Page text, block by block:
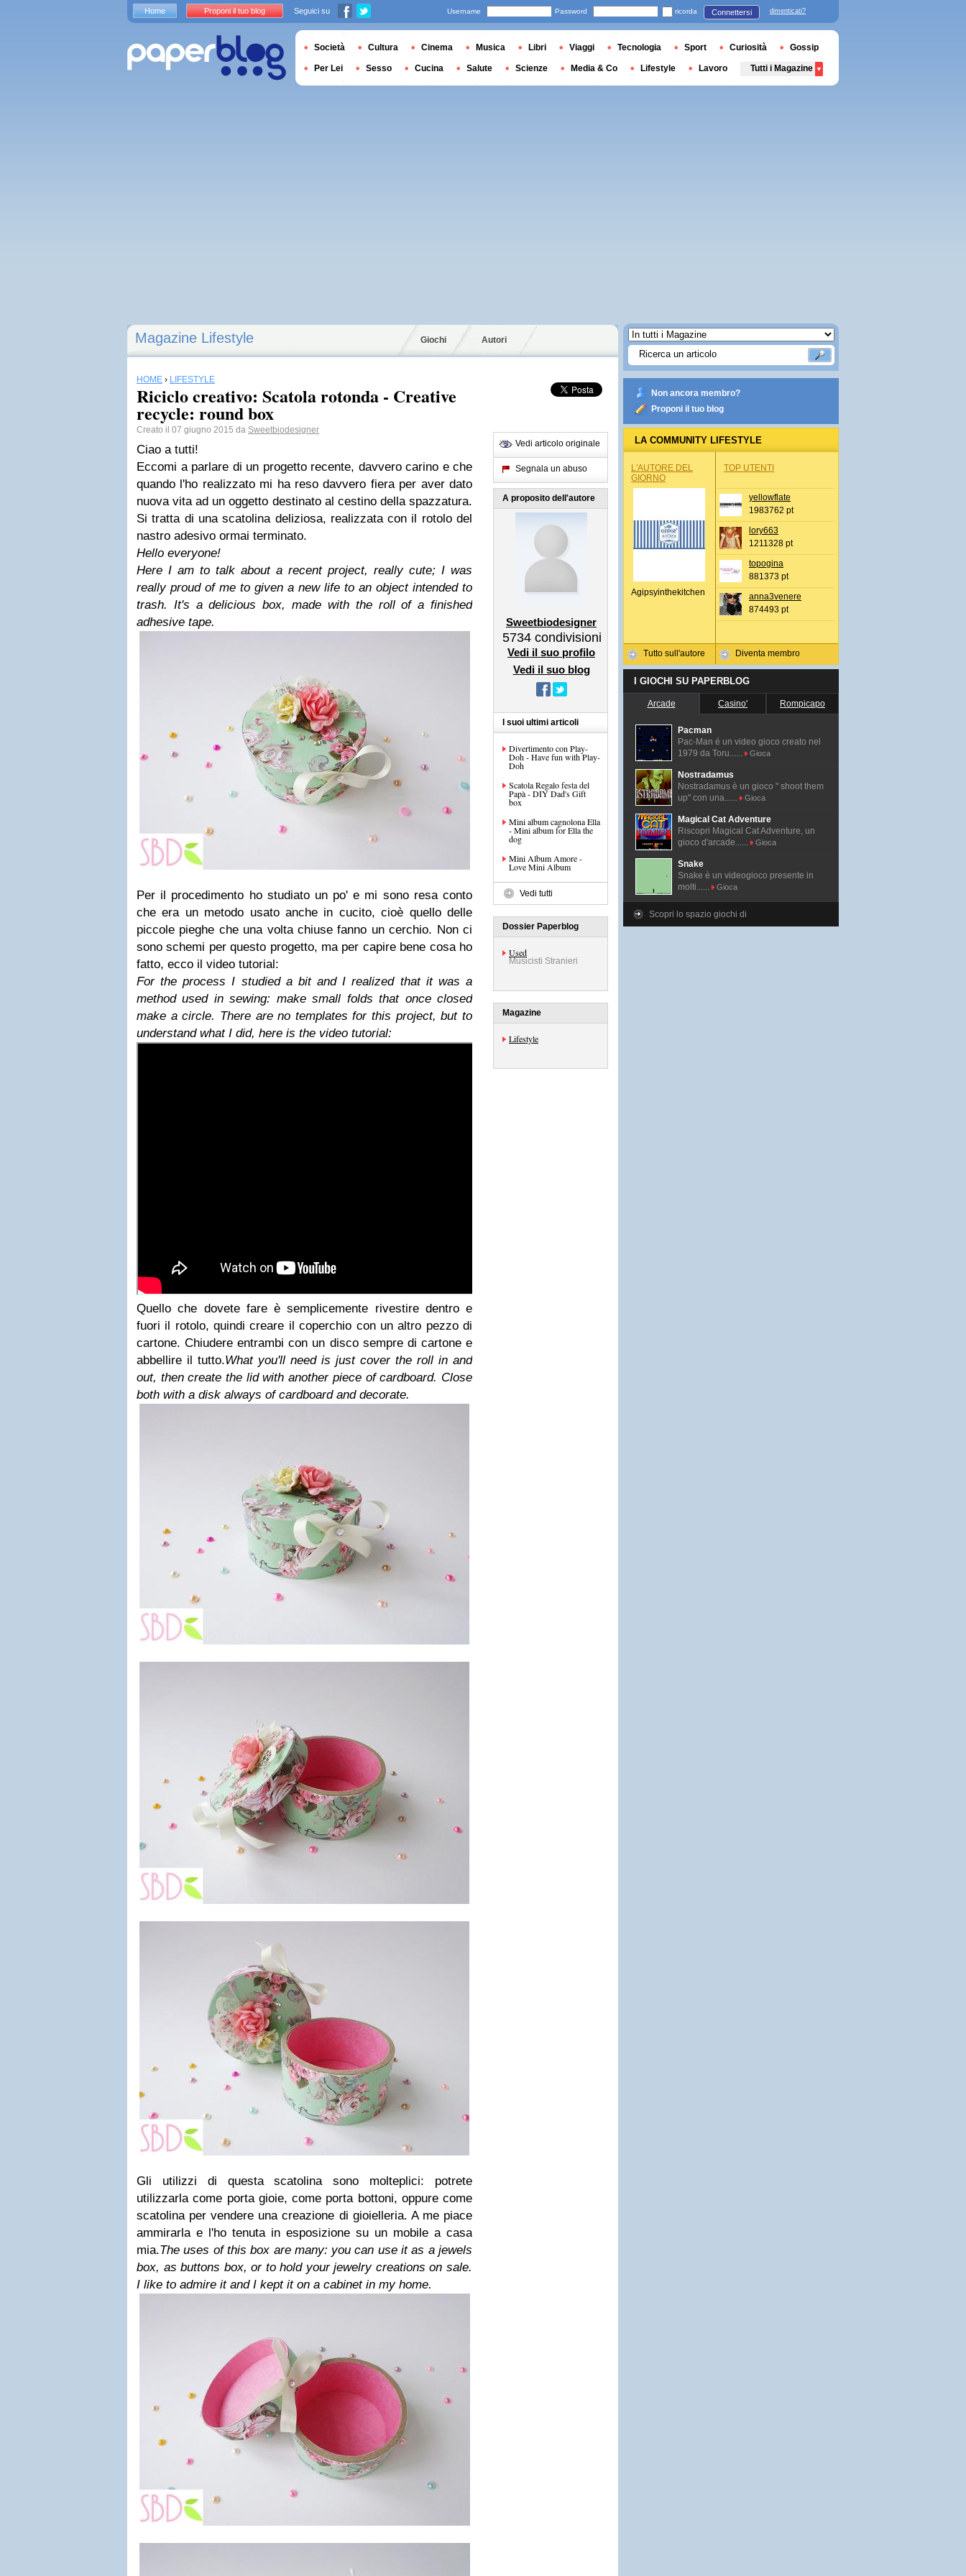
Magazine Lifestyle Giochi Autori
HOME › LIFESTYLE
Riciclo creativo: Scatola rotonda - Creative
recycle: round box
Creato il 07 giugno 2015 da Sweetbiodesigner
Ciao a tutti!
Eccomi a parlare di un progetto recente, davvero carino e che
quando l'ho realizzato mi ha reso davvero fiera per aver dato
nuova vita ad un oggetto destinato al cestino della spazzatura.
Si tratta di una scatolina deliziosa, realizzata con il rotolo del
nastro adesivo ormai terminato.
Hello everyone!
Here I am to talk about a recent project, really cute; I was
really proud of me to given a new life to an object intended to
trash. It's a delicious box, made with the roll of a finished
adhesive tape.
Per il procedimento ho studiato un po' e mi sono resa conto
che era un metodo usato anche in cucito, cioè quello delle
piccole pieghe che una volta chiuse fanno un cerchio. Non ci
sono schemi per questo progetto, ma per capire bene cosa ho
fatto, ecco il video tutorial:
For the process I studied a bit and I realized that it was a
method used in sewing: make small folds that once closed
make a circle. There are no templates for this project, but to
understand what I did, here is the video tutorial:
Quello che dovete fare è semplicemente rivestire dentro e
fuori il rotolo, quindi creare il coperchio con un altro pezzo di
cartone. Chiudere entrambi con un disco sempre di cartone e
abbellire il tutto.What you'll need is just cover the roll in and
out, then create the lid with another piece of cardboard. Close
both with a disk always of cardboard and decorate.
Gli utilizzi di questa scatolina sono molteplici: potrete
utilizzarla come porta gioie, come porta bottoni, oppure come
scatolina per vendere una creazione di gioielleria. A me piace
ammirarla e l'ho tenuta in esposizione su un mobile a casa
mia.The uses of this box are many: you can use it as a jewels
box, as buttons box, or to hold your jewelry creations on sale.
I like to admire it and I kept it on a cabinet in my home.
Vedi articolo originale
Segnala un abuso
A proposito dell'autore
Sweetbiodesigner
5734 condivisioni
Vedi il suo profilo
Vedi il suo blog
I suoi ultimi articoli
Divertimento con Play-
Doh - Have fun with Play-
Doh
Scatola Regalo festa del
Papà - DIY Dad's Gift
box
Mini album cagnolona Ella
- Mini album for Ella the
dog
Mini Album Amore -
Love Mini Album
Vedi tutti
Dossier Paperblog
Used
Musicisti Stranieri
Magazine
Lifestyle
Non ancora membro?
Proponi il tuo blog
LA COMMUNITY LIFESTYLE
L'AUTORE DEL
GIORNO
Agipsyinthekitchen
Tutto sull'autore
TOP UTENTI
yellowflate
1983762 pt
lory663
1211328 pt
topogina
881373 pt
anna3venere
874493 pt
Diventa membro
I GIOCHI SU PAPERBLOG
Arcade Casino' Rompicapo
Pacman
Pac-Man é un video gioco creato nel
1979 da Toru......
Gioca
Nostradamus
Nostradamus è un gioco " shoot them
up" con una......
Gioca
Magical Cat Adventure
Riscopri Magical Cat Adventure, un
gioco d'arcade......
Gioca
Snake
Snake è un videogioco presente in
molti......
Gioca
Scopri lo spazio giochi di
Home Proponi il tuo blog Seguici su Username Password ricorda Connettersi dimenticati?
Società Cultura Cinema Musica Libri Viaggi Tecnologia Sport Curiosità Gossip
Per Lei Sesso Cucina Salute Scienze Media & Co Lifestyle Lavoro Tutti i Magazine